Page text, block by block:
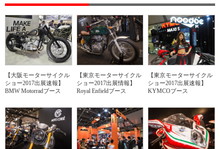
【大阪モーターサイクル
ショー2017出展速報】
BMW Motorradブース
【東京モーターサイクル
ショー2017出展情報】
Royal Enfieldブース
【東京モーターサイクル
ショー2017出展速報】
KYMCOブース